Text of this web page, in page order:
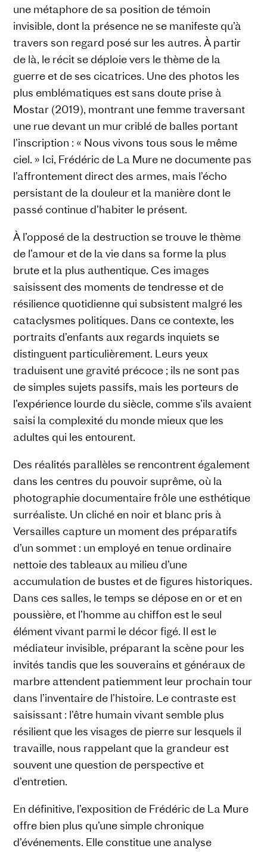
une métaphore de sa position de témoin
invisible, dont la présence ne se manifeste qu’à
travers son regard posé sur les autres. À partir
de là, le récit se déploie vers le thème de la
guerre et de ses cicatrices. Une des photos les
plus emblématiques est sans doute prise à
Mostar (2019), montrant une femme traversant
une rue devant un mur criblé de balles portant
l’inscription : « Nous vivons tous sous le même
ciel. » Ici, Frédéric de La Mure ne documente pas
l’affrontement direct des armes, mais l’écho
persistant de la douleur et la manière dont le
passé continue d’habiter le présent.
À l’opposé de la destruction se trouve le thème
de l’amour et de la vie dans sa forme la plus
brute et la plus authentique. Ces images
saisissent des moments de tendresse et de
résilience quotidienne qui subsistent malgré les
cataclysmes politiques. Dans ce contexte, les
portraits d’enfants aux regards inquiets se
distinguent particulièrement. Leurs yeux
traduisent une gravité précoce ; ils ne sont pas
de simples sujets passifs, mais les porteurs de
l’expérience lourde du siècle, comme s’ils avaient
saisi la complexité du monde mieux que les
adultes qui les entourent.
Des réalités parallèles se rencontrent également
dans les centres du pouvoir suprême, où la
photographie documentaire frôle une esthétique
surréaliste. Un cliché en noir et blanc pris à
Versailles capture un moment des préparatifs
d’un sommet : un employé en tenue ordinaire
nettoie des tableaux au milieu d’une
accumulation de bustes et de figures historiques.
Dans ces salles, le temps se dépose en or et en
poussière, et l’homme au chiffon est le seul
élément vivant parmi le décor figé. Il est le
médiateur invisible, préparant la scène pour les
invités tandis que les souverains et généraux de
marbre attendent patiemment leur prochain tour
dans l’inventaire de l’histoire. Le contraste est
saisissant : l’être humain vivant semble plus
résilient que les visages de pierre sur lesquels il
travaille, nous rappelant que la grandeur est
souvent une question de perspective et
d’entretien.
En définitive, l’exposition de Frédéric de La Mure
offre bien plus qu’une simple chronique
d’événements. Elle constitue une analyse